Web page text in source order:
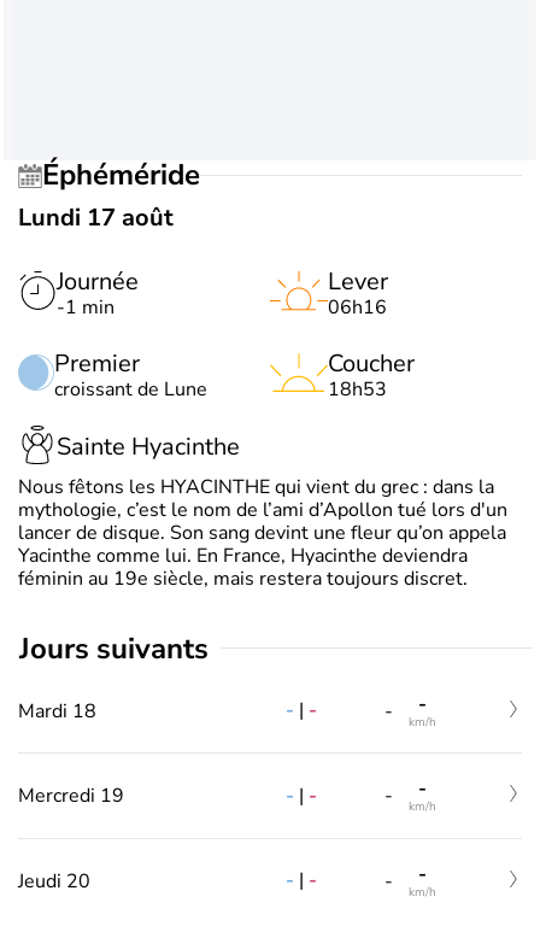
Éphéméride
Lundi 17 août
Journée
-1 min
Premier
croissant de Lune
Lever
06h16
Coucher
18h53
Sainte Hyacinthe
Nous fêtons les HYACINTHE qui vient du grec : dans la
mythologie, c’est le nom de l’ami d’Apollon tué lors d'un
lancer de disque. Son sang devint une fleur qu’on appela
Yacinthe comme lui. En France, Hyacinthe deviendra
féminin au 19e siècle, mais restera toujours discret.
jours suivants
Mardi 18 - | - - -
km/h
Mercredi 19 - | - - -
km/h
Jeudi 20 - | - - -
km/h